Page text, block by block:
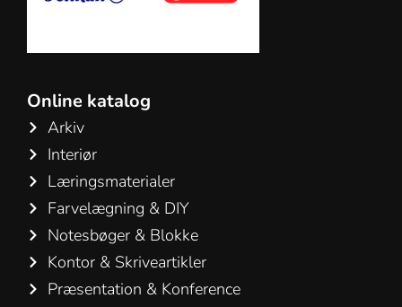
Online katalog
Arkiv
Interiør
Læringsmaterialer
Farvelægning & DIY
Notesbøger & Blokke
Kontor & Skriveartikler
Præsentation & Konference